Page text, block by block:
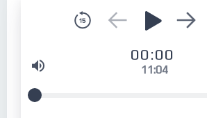
00:00
11:04